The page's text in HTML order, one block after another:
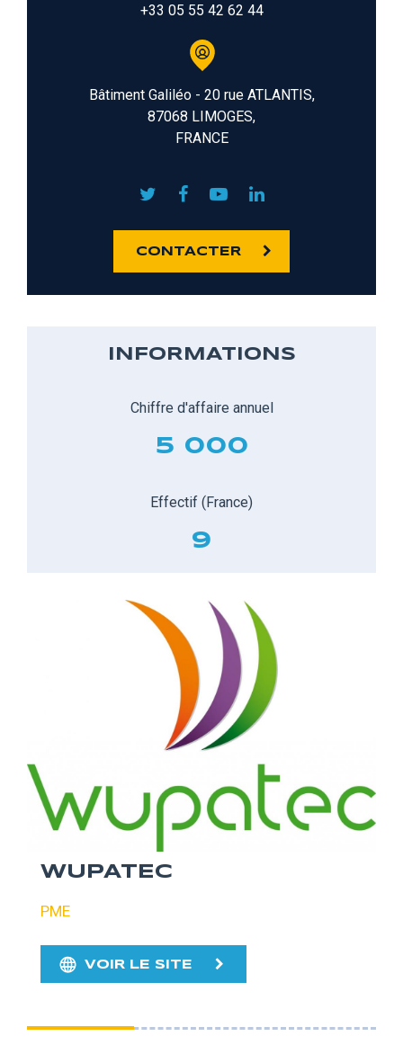
+33 05 55 42 62 44
Bâtiment Galiléo - 20 rue ATLANTIS,
87068 LIMOGES,
FRANCE
CONTACTER
INFORMATIONS
Chiffre d'affaire annuel
5 000
Effectif (France)
9
WUPATEC
PME
VOIR LE SITE